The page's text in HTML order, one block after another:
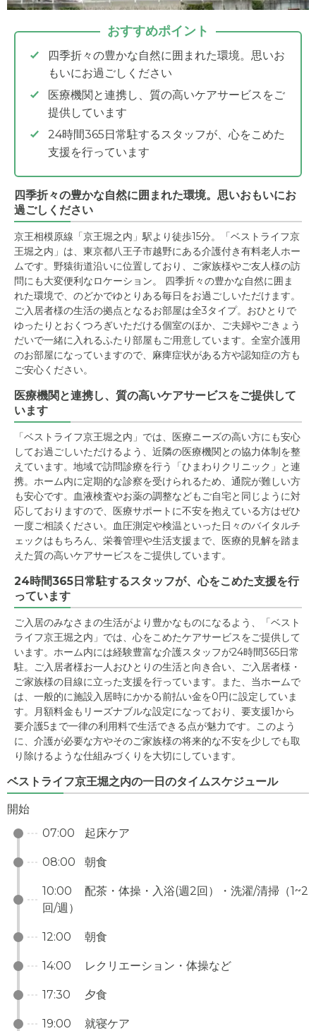
おすすめポイント
四季折々の豊かな自然に囲まれた環境。思いお
もいにお過ごしください
医療機関と連携し、質の高いケアサービスをご
提供しています
24時間365日常駐するスタッフが、心をこめた
支援を行っています
四季折々の豊かな自然に囲まれた環境。思いおもいにお
過ごしください
京王相模原線「京王堀之内」駅より徒歩15分。「ベストライフ京
王堀之内」は、東京都八王子市越野にある介護付き有料老人ホー
ムです。野猿街道沿いに位置しており、ご家族様やご友人様の訪
問にも大変便利なロケーション。 四季折々の豊かな自然に囲ま
れた環境で、のどかでゆとりある毎日をお過ごしいただけます。
ご入居者様の生活の拠点となるお部屋は全3タイプ。おひとりで
ゆったりとおくつろぎいただける個室のほか、ご夫婦やごきょう
だいで一緒に入れるふたり部屋もご用意しています。全室介護用
のお部屋になっていますので、麻痺症状がある方や認知症の方も
ご安心ください。
医療機関と連携し、質の高いケアサービスをご提供して
います
「ベストライフ京王堀之内」では、医療ニーズの高い方にも安心
してお過ごしいただけるよう、近隣の医療機関との協力体制を整
えています。地域で訪問診療を行う「ひまわりクリニック」と連
携。ホーム内に定期的な診察を受けられるため、通院が難しい方
も安心です。血液検査やお薬の調整などもご自宅と同じように対
応しておりますので、医療サポートに不安を抱えている方はぜひ
一度ご相談ください。血圧測定や検温といった日々のバイタルチ
ェックはもちろん、栄養管理や生活支援まで、医療的見解を踏ま
えた質の高いケアサービスをご提供しています。
24時間365日常駐するスタッフが、心をこめた支援を行
っています
ご入居のみなさまの生活がより豊かなものになるよう、「ベスト
ライフ京王堀之内」では、心をこめたケアサービスをご提供して
います。ホーム内には経験豊富な介護スタッフが24時間365日常
駐。ご入居者様お一人おひとりの生活と向き合い、ご入居者様・
ご家族様の目線に立った支援を行っています。また、当ホームで
は、一般的に施設入居時にかかる前払い金を0円に設定していま
す。月額料金もリーズナブルな設定になっており、要支援1から
要介護5まで一律の利用料で生活できる点が魅力です。このよう
に、介護が必要な方やそのご家族様の将来的な不安を少しでも取
り除けるような仕組みづくりを大切にしています。
ベストライフ京王堀之内の一日のタイムスケジュール
開始
07:00
起床ケア
08:00 朝食
10:00
配茶・体操・入浴(週2回）・洗濯/清掃（1~2
回/週）
12:00 朝食
14:00 レクリエーション・体操など
17:30 夕食
19:00 就寝ケア